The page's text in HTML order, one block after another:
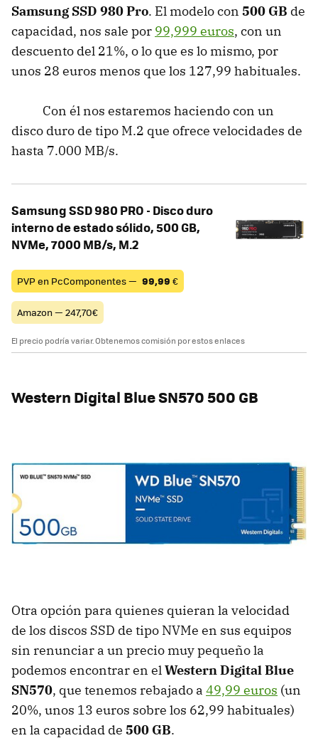
Samsung SSD 980 Pro. El modelo con 500 GB de
capacidad, nos sale por 99,999 euros, con un
descuento del 21%, o lo que es lo mismo, por
unos 28 euros menos que los 127,99 habituales.
Con él nos estaremos haciendo con un
disco duro de tipo M.2 que ofrece velocidades de
hasta 7.000 MB/s.
Samsung SSD 980 PRO - Disco duro
interno de estado sólido, 500 GB,
NVMe, 7000 MB/s, M.2
PVP en PcComponentes — 99,99 €
Amazon — 247,70€
El precio podría variar. Obtenemos comisión por estos enlaces
Western Digital Blue SN570 500 GB
Otra opción para quienes quieran la velocidad
de los discos SSD de tipo NVMe en sus equipos
sin renunciar a un precio muy pequeño la
podemos encontrar en elWestern Digital Blue
SN570, que tenemos rebajado a 49,99 euros (un
20%, unos 13 euros sobre los 62,99 habituales)
en la capacidad de 500 GB.